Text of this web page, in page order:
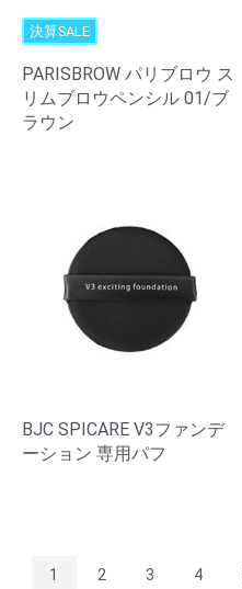
決算SALE
PARISBROW パリブロウ ス
リムブロウペンシル 01/ブ
ラウン
BJC SPICARE V3ファンデ
ーション 専用パフ
1 2 3 4